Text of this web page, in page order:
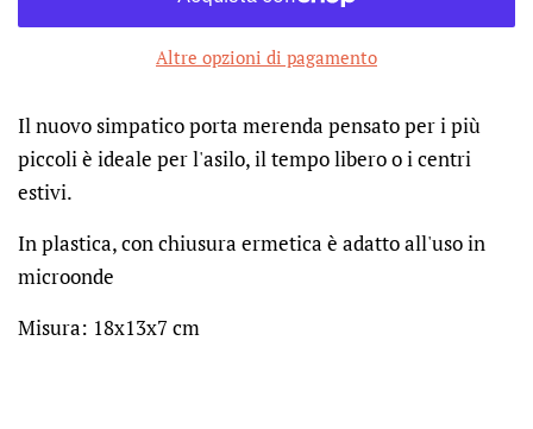
Altre opzioni di pagamento
Il nuovo simpatico porta merenda pensato per i più
piccoli è ideale per l'asilo, il tempo libero o i centri
estivi.
In plastica, con chiusura ermetica è adatto all'uso in
microonde
Misura: 18x13x7 cm